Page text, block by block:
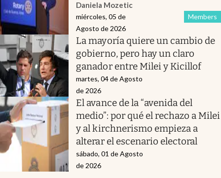
Daniela Mozetic
Members
miércoles, 05 de
Agosto de 2026
La mayoría quiere un cambio de
gobierno, pero hay un claro
ganador entre Milei y Kicillof
martes, 04 de Agosto
de 2026
El avance de la “avenida del
medio”: por qué el rechazo a Milei
y al kirchnerismo empieza a
alterar el escenario electoral
sábado, 01 de Agosto
de 2026